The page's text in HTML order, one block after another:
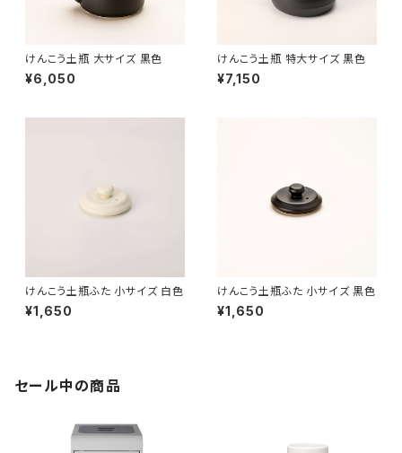
けんこう土瓶 大サイズ 黒色
¥6,050
けんこう土瓶 特大サイズ 黒色
¥7,150
けんこう土瓶ふた 小サイズ 白色
¥1,650
けんこう土瓶ふた 小サイズ 黒色
¥1,650
セール中の商品